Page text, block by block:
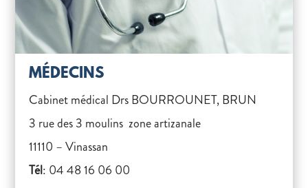
MÉDECINS
Cabinet médical Drs BOURROUNET, BRUN
3 rue des 3 moulins zone artizanale
11110 – Vinassan
Tél: 04 48 16 06 00